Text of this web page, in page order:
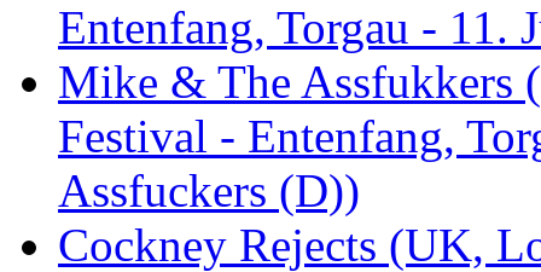
Entenfang, Torgau - 11.
Mike & The Assfukkers
Festival - Entenfang,
Assfuckers (D))
Cockney Rejects (UK,